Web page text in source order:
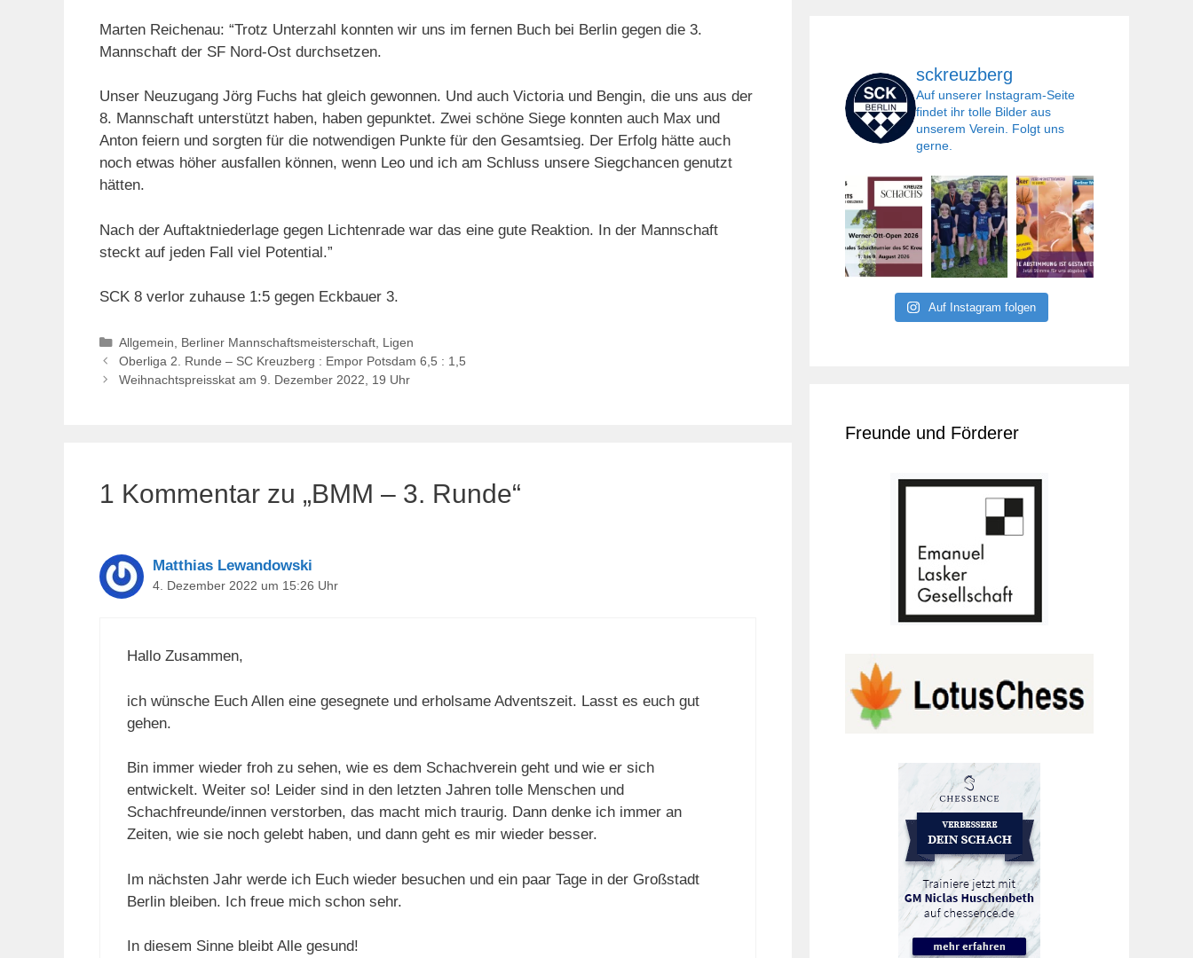
Marten Reichenau: “Trotz Unterzahl konnten wir uns im fernen Buch bei Berlin gegen die 3.
Mannschaft der SF Nord-Ost durchsetzen.
Unser Neuzugang Jörg Fuchs hat gleich gewonnen. Und auch Victoria und Bengin, die uns aus der
8. Mannschaft unterstützt haben, haben gepunktet. Zwei schöne Siege konnten auch Max und
Anton feiern und sorgten für die notwendigen Punkte für den Gesamtsieg. Der Erfolg hätte auch
noch etwas höher ausfallen können, wenn Leo und ich am Schluss unsere Siegchancen genutzt
hätten.
Nach der Auftaktniederlage gegen Lichtenrade war das eine gute Reaktion. In der Mannschaft
steckt auf jeden Fall viel Potential.”
SCK 8 verlor zuhause 1:5 gegen Eckbauer 3.
Kategorien
Allgemein Berliner Mannschaftsmeisterschaft, Ligen
Oberliga 2. Runde – SC Kreuzberg : Empor Potsdam 6,5 : 1,5
Weihnachtspreisskat am 9. Dezember 2022, 19 Uhr
1 Kommentar zu „BMM – 3. Runde“
Matthias Lewandowski
4. Dezember 2022 um 15:26 Uhr
Hallo Zusammen,
ich wünsche Euch Allen eine gesegnete und erholsame Adventszeit. Lasst es euch gut
gehen.
Bin immer wieder froh zu sehen, wie es dem Schachverein geht und wie er sich
entwickelt. Weiter so! Leider sind in den letzten Jahren tolle Menschen und
Schachfreunde/innen verstorben, das macht mich traurig. Dann denke ich immer an
Zeiten, wie sie noch gelebt haben, und dann geht es mir wieder besser.
Im nächsten Jahr werde ich Euch wieder besuchen und ein paar Tage in der Großstadt
Berlin bleiben. Ich freue mich schon sehr.
In diesem Sinne bleibt Alle gesund!
sckreuzberg
Auf unserer Instagram-Seite
findet ihr tolle Bilder aus
unserem Verein. Folgt uns
gerne.
Auf Instagram folgen
Freunde und Förderer